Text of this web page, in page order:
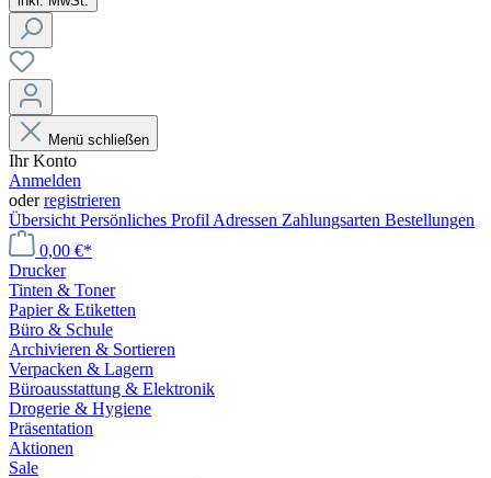
Menü schließen
Ihr Konto
Anmelden
oderregistrieren
Übersicht Persönliches Profil Adressen Zahlungsarten Bestellungen
0,00 €*
Drucker
Tinten & Toner
Papier & Etiketten
Büro & Schule
Archivieren & Sortieren
Verpacken & Lagern
Büroausstattung & Elektronik
Drogerie & Hygiene
Präsentation
Aktionen
Sale